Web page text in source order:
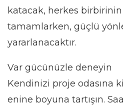
katacak, herkes birbirinin
tamamlarken, güçlü
yararlanacaktır.
Var gücünüzle deneyin
Kendinizi proje odasına
enine boyuna tartışın.